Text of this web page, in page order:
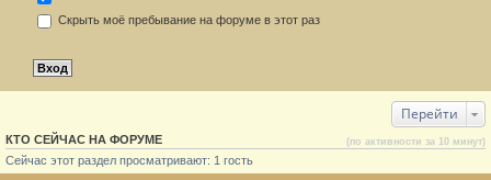
Скрыть моё пребывание на форуме в этот раз
Перейти
КТО СЕЙЧАС НА ФОРУМЕ (по активности за 10 минут)
Сейчас этот раздел просматривают: 1 гость